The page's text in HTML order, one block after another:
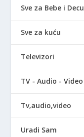
Sve za Bebe i Decu
Sve za kuću
Televizori
TV - Audio - Video
Tv,audio,video
Uradi Sam